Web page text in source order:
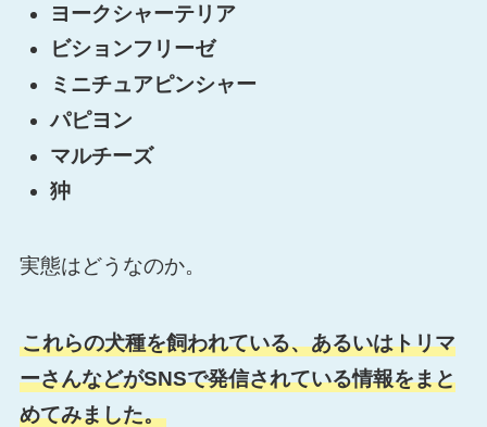
ヨークシャーテリア
ビションフリーゼ
ミニチュアピンシャー
パピヨン
マルチーズ
狆
実態はどうなのか。
これらの犬種を飼われている、あるいはトリマ
ーさんなどがSNSで発信されている情報をまと
めてみました。